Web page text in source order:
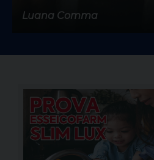
Luana Comma